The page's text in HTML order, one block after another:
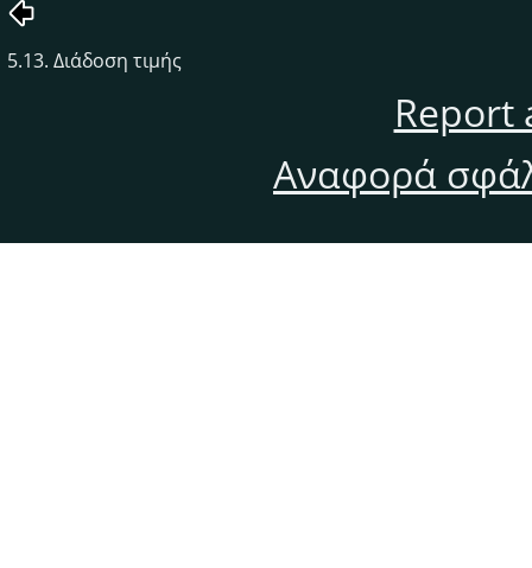
5.13. Διάδοση τιμής
Report
Αναφορά